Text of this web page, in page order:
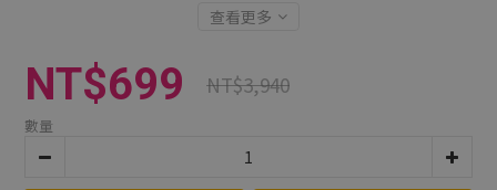
查看更多
NT$699 NT$3,940
數量